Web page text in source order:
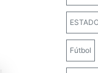
Fútbol